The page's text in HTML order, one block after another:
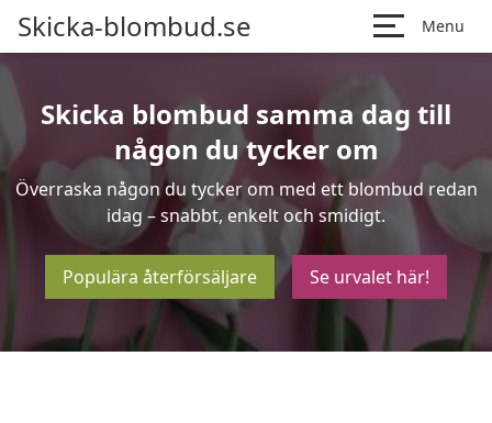
Skicka-blombud.se Menu
Skicka blombud samma dag till
någon du tycker om
Överraska någon du tycker om med ett blombud redan
idag – snabbt, enkelt och smidigt.
Populära återförsäljare Se urvalet här!